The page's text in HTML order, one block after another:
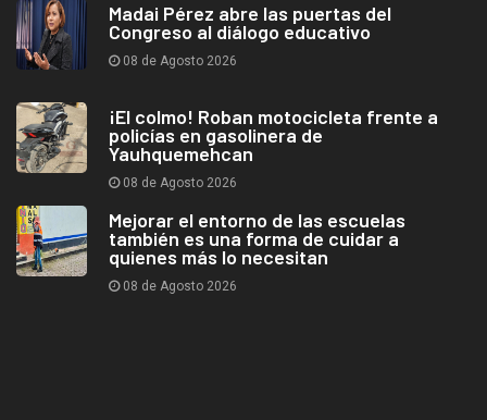
Madai Pérez abre las puertas del
Congreso al diálogo educativo
08 de Agosto 2026
¡El colmo! Roban motocicleta frente a
policías en gasolinera de
Yauhquemehcan
08 de Agosto 2026
Mejorar el entorno de las escuelas
también es una forma de cuidar a
quienes más lo necesitan
08 de Agosto 2026